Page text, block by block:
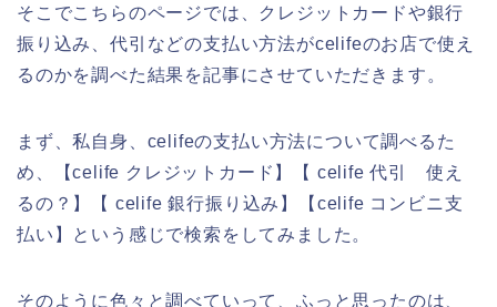
そこでこちらのページでは、クレジットカードや銀行
振り込み、代引などの支払い方法がcelifeのお店で使え
るのかを調べた結果を記事にさせていただきます。
まず、私自身、celifeの支払い方法について調べるた
め、【celife クレジットカード】【 celife 代引 使え
るの？】【 celife 銀行振り込み】【celife コンビニ支
払い】という感じで検索をしてみました。
そのように色々と調べていって、ふっと思ったのは、